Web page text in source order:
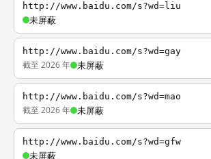
http://www.baidu.com/s?wd=liu
未屏蔽
http://www.baidu.com/s?wd=gay
截至 2026 年 未屏蔽
http://www.baidu.com/s?wd=mao
截至 2026 年 未屏蔽
http://www.baidu.com/s?wd=gfw
未屏蔽